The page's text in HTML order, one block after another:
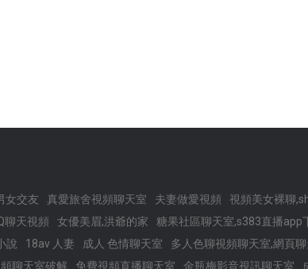
女交友 真愛旅舍視頻聊天室 夫妻做愛視頻 視頻美女裸聊
聊天視頻 女優美眉,洪爺的家 糖果社區聊天室,s383直播app
說 18av 人妻 成人 色情聊天室 多人色聊視頻聊天室,網頁
聊天室破解 免費視頻直播聊天室 金瓶梅影音視訊聊天室